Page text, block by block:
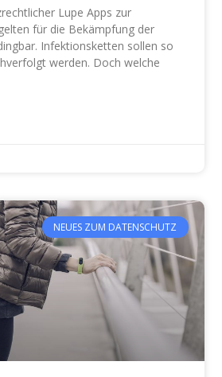
Lupe Apps zur
für die Bekämpfung der
Infektionsketten sollen so
werden. Doch welche
NEUES ZUM DATENSCHUTZ